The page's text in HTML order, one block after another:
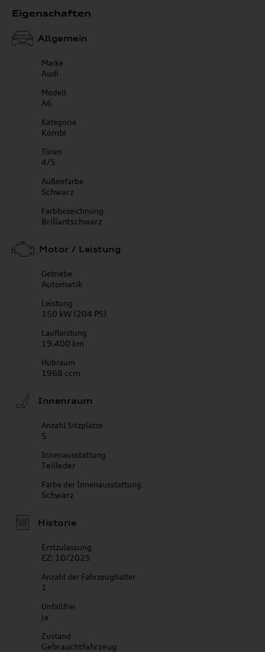
Eigenschaften
Allgemein
Marke
Audi
Modell
A6
Kategorie
Kombi
Türen
4/5
Außenfarbe
Schwarz
Farbbezeichnung
Brillantschwarz
Motor / Leistung
Getriebe
Automatik
Leistung
150 kW (204 PS)
Laufleistung
19.400 km
Hubraum
1968 ccm
Innenraum
Anzahl Sitzplätze
5
Innenausstattung
Teilleder
Farbe der Innenausstattung
Schwarz
Historie
Erstzulassung
EZ: 10/2025
Anzahl der Fahrzeughalter
1
Unfallfrei
ja
Zustand
Gebrauchtfahrzeug